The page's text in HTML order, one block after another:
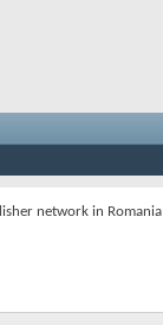
network in Romania